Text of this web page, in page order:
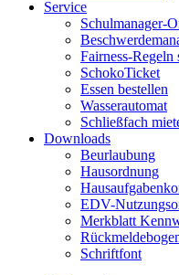
Service
Schulmanager-
Fairness-Regeln
SchokoTicket
Essen bestellen
Wasserautomat
Schließfach
Downloads
Beurlaubung
Hausordnung
EDV-
Merkblatt
Schriftfont